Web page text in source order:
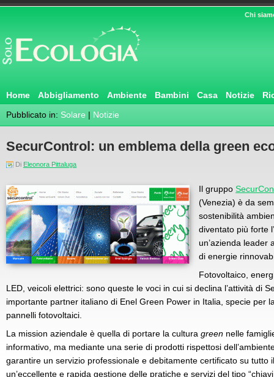
Chi
Home Abbigliamento Ambiente Bambini Casa Notizie
Pubblicato in: Solare | Notizie
SecurControl: un emblema della green
Di Eleonora Pittaluga
Il gruppo
(Venezia) è da
sostenibilità
diventato più forte
un’azienda leader
di energie
Fotovoltaico,
LED, veicoli elettrici: sono queste le voci in cui si declina l’attività di
importante partner italiano di Enel Green Power in Italia, specie per
pannelli fotovoltaici.
La mission aziendale è quella di portare la cultura green nelle
informativo, ma mediante una serie di prodotti rispettosi
garantire un servizio professionale e debitamente certificato su tutto
un’eccellente e rapida gestione delle pratiche e servizi del tipo